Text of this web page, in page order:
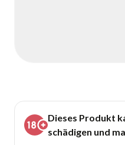
Dieses Produkt
schädigen und